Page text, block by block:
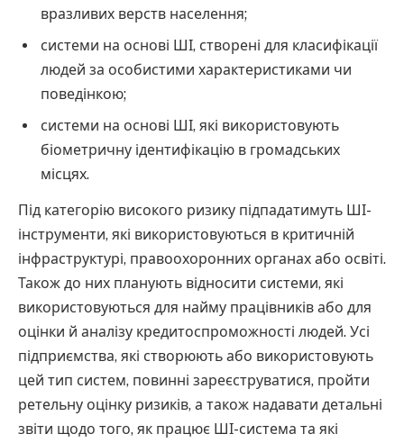
вразливих верств населення;
системи на основі ШІ, створені для класифікації
людей за особистими характеристиками чи
поведінкою;
системи на основі ШІ, які використовують
біометричну ідентифікацію в громадських
місцях.
Під категорію високого ризику підпадатимуть ШІ-
інструменти, які використовуються в критичній
інфраструктурі, правоохоронних органах або освіті.
Також до них планують відносити системи, які
використовуються для найму працівників або для
оцінки й аналізу кредитоспроможності людей. Усі
підприємства, які створюють або використовують
цей тип систем, повинні зареєструватися, пройти
ретельну оцінку ризиків, а також надавати детальні
звіти щодо того, як працює ШІ-система та які